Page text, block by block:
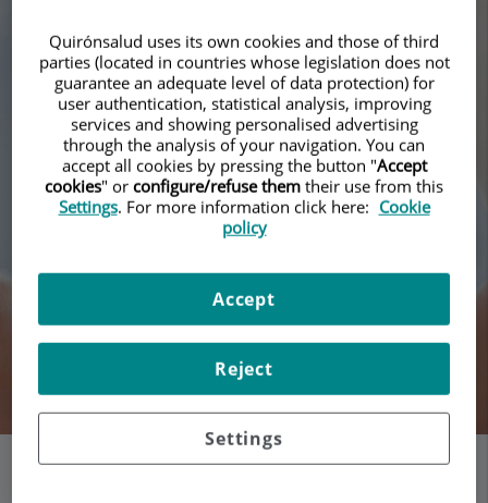
nostres millors especialista
Cercar
Quirónsalud uses its own cookies and those of third
parties (located in countries whose legislation does not
guarantee an adequate level of data protection) for
user authentication, statistical analysis, improving
services and showing personalised advertising
through the analysis of your navigation. You can
accept all cookies by pressing the button "Accept
cookies" or configure/refuse them their use from this
Settings. For more information click here: Cookie
policy
Settings
Reject
Accept